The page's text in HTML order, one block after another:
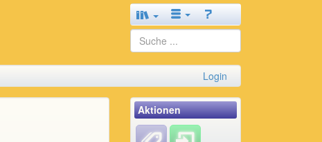
Login
Aktionen